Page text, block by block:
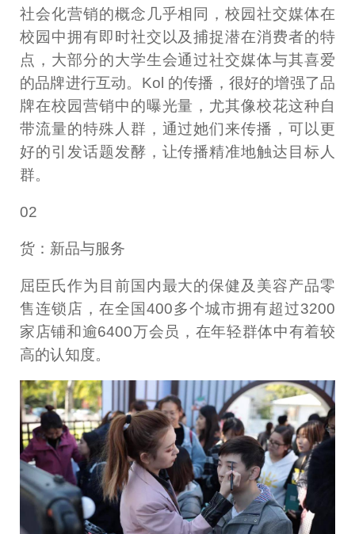
社会化营销的概念几乎相同，校园社交媒体在
校园中拥有即时社交以及捕捉潜在消费者的特
点，大部分的大学生会通过社交媒体与其喜爱
的品牌进行互动。Kol 的传播，很好的增强了品
牌在校园营销中的曝光量，尤其像校花这种自
带流量的特殊人群，通过她们来传播，可以更
好的引发话题发酵，让传播精准地触达目标人
群。
02
货：新品与服务
屈臣氏作为目前国内最大的保健及美容产品零
售连锁店，在全国400多个城市拥有超过3200
家店铺和逾6400万会员，在年轻群体中有着较
高的认知度。